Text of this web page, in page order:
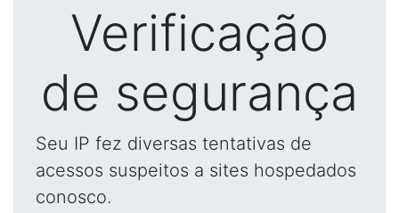
Verificação
de segurança
Seu IP fez diversas tentativas de
acessos suspeitos a sites hospedados
conosco.